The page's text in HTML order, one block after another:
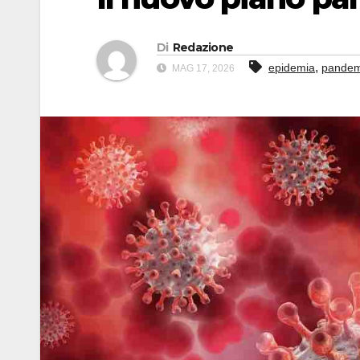
Di Redazione
MAG 17, 2026 epidemia,